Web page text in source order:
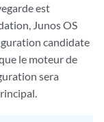
est
Junos OS
candidate
le moteur de
sera